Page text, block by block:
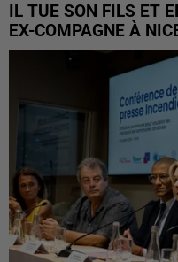
IL TUE SON FILS ET
EX-COMPAGNE À